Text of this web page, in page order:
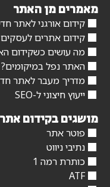
מאמרים מן האתר
קידום אורגני לאתר
קידום אתרים
מה עושים כשקידום
האתר נפל
מדריך מעבר לאתר
ייעוץ חיצוני ל-SEO
מושגים בקידום
פוטר אתר
נתיבי ניווט
כותרת רמה 1
ATF